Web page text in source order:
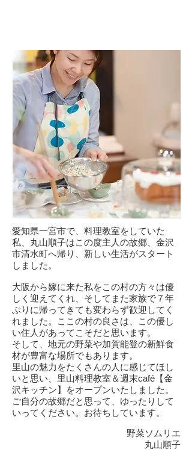
愛知県一宮市で、料理教室をしていた
私、丸山順子はこの度主人の故郷、金沢
市清水町へ帰り、新しい生活がスタート
しました。
大阪から嫁に来た私をこの村の方々は優
しく迎えてくれ、そしてまた家族で７年
ぶりに帰ってきても変わらず歓迎してく
れました。ここの村の良さは、この優し
い住人があってこそだと思います。
そして、地元の野菜や加賀能登の新鮮食
材が豊富な場所でもあります。
里山の魅力をたくさんの人に感じてほし
いと思い、里山料理教室＆週末café【金
沢キッチン】をオープンいたしました。
ご自分の故郷だと思って、ゆったりして
いってください。お待ちしています。
野菜ソムリエ
丸山順子